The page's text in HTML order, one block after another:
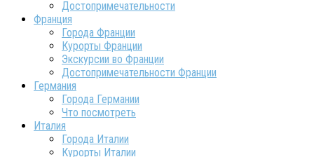
Достопримечательности
Франция
Города Франции
Курорты Франции
Экскурсии во Франции
Достопримечательности Франции
Германия
Города Германии
Что посмотреть
Италия
Города Италии
Курорты Италии